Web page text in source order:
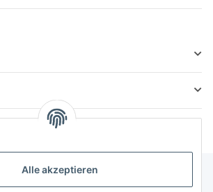
Alle akzeptieren